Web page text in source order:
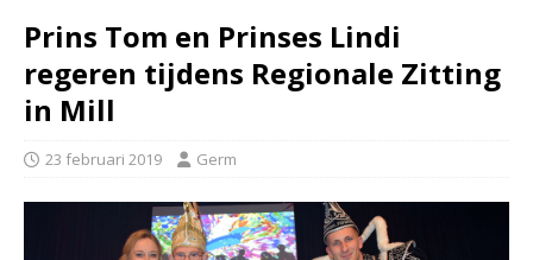
Prins Tom en Prinses Lindi
regeren tijdens Regionale Zitting
in Mill
23 februari 2019 Germ